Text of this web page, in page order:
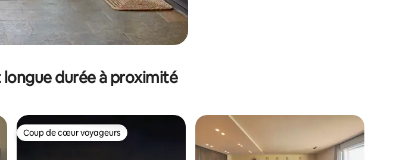
durée à proximité
Coup de cœur voyageurs
Coup de cœur voyageurs